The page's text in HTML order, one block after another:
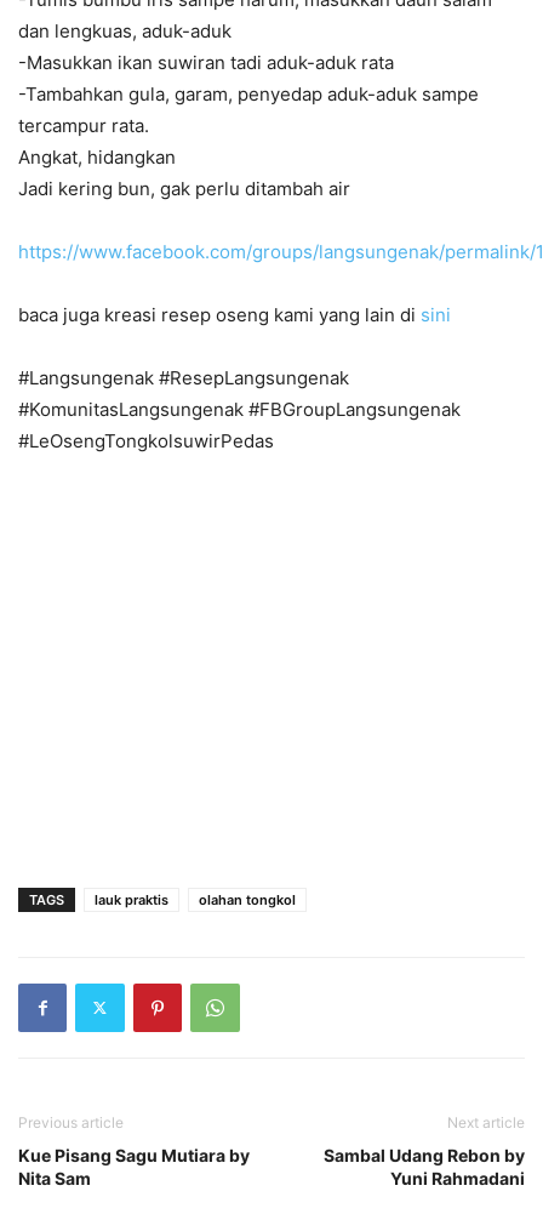
dan lengkuas, aduk-aduk
-Masukkan ikan suwiran tadi aduk-aduk rata
-Tambahkan gula, garam, penyedap aduk-aduk sampe
tercampur rata.
Angkat, hidangkan
Jadi kering bun, gak perlu ditambah air
https://www.facebook.com/groups/langsungenak/permalink/
baca juga kreasi resep oseng kami yang lain di sini
#Langsungenak #ResepLangsungenak
#KomunitasLangsungenak #FBGroupLangsungenak
#LeOsengTongkolsuwirPedas
TAGS lauk praktis olahan tongkol
Previous article
Kue Pisang Sagu Mutiara by
Nita Sam
Next article
Sambal Udang Rebon by
Yuni Rahmadani